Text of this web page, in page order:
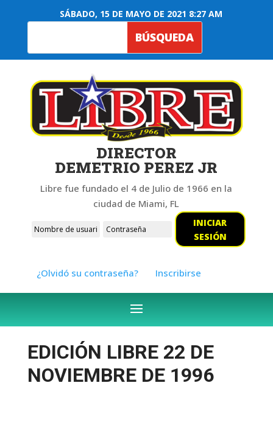
SÁBADO, 15 DE MAYO DE 2021 8:27 AM
DIRECTOR
DEMETRIO PEREZ JR
Libre fue fundado el 4 de Julio de 1966 en la
ciudad de Miami, FL
INICIAR
SESIÓN
¿Olvidó su contraseña? Inscribirse
EDICIÓN LIBRE 22 DE
NOVIEMBRE DE 1996